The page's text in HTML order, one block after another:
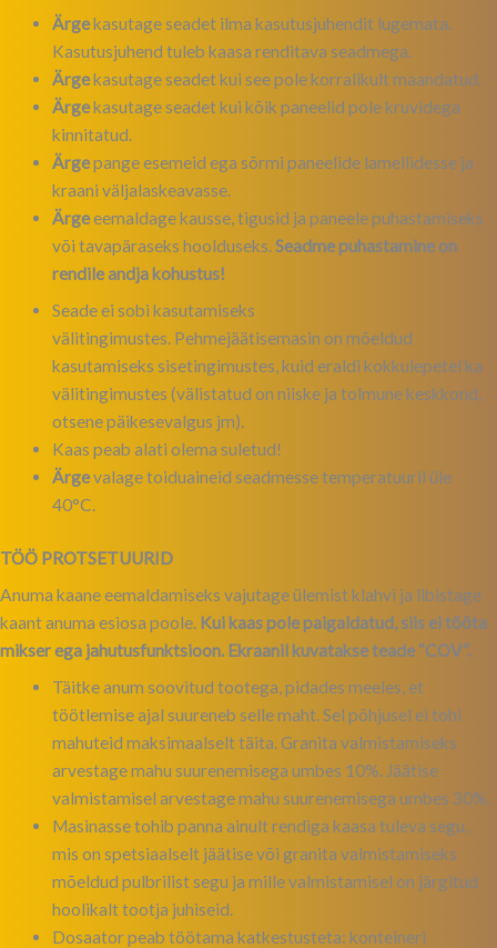
Ärgekasutage seadet ilma kasutusjuhendit lugemata.
Kasutusjuhend tuleb kaasa renditava seadmega.
Ärgekasutage seadet kui see pole korralikult maandatud.
Ärgekasutage seadet kui kõik paneelid pole kruvidega
kinnitatud.
Ärgepange esemeid ega sõrmi paneelide lamellidesse ja
kraani väljalaskeavasse.
Ärgeeemaldage kausse, tigusid ja paneele puhastamiseks
või tavapäraseks hoolduseks.Seadme puhastamine on
rendile andja kohustus!
Seadeei sobi kasutamiseks
välitingimustes. Pehmejäätisemasin on mõeldud
kasutamiseks sisetingimustes, kuid eraldi kokkulepetel ka
välitingimustes (välistatud on niiske ja tolmune keskkond,
otsene päikesevalgus jm).
Kaas peab alati olema suletud!
Ärgevalage toiduaineid seadmesse temperatuuril üle
40°C.
TÖÖ PROTSETUURID
Anuma kaane eemaldamiseks vajutage ülemist klahvi ja libistage
kaant anuma esiosa poole. Kui kaas pole paigaldatud, siis ei tööta
mikser ega jahutusfunktsioon. Ekraanil kuvatakse teade “COV”.
Täitke anum soovitud tootega, pidades meeles, et
töötlemise ajal suureneb selle maht. Sel põhjusel ei tohi
mahuteid maksimaalselt täita. Granita valmistamiseks
arvestage mahu suurenemisega umbes 10%. Jäätise
valmistamisel arvestage mahu suurenemisega umbes 30%.
Masinasse tohib panna ainult rendiga kaasa tuleva segu,
mis on spetsiaalselt jäätise või granita valmistamiseks
mõeldud pulbrilist segu ja mille valmistamisel on järgitud
hoolikalt tootja juhiseid.
Dosaator peab töötama katkestusteta: konteineri